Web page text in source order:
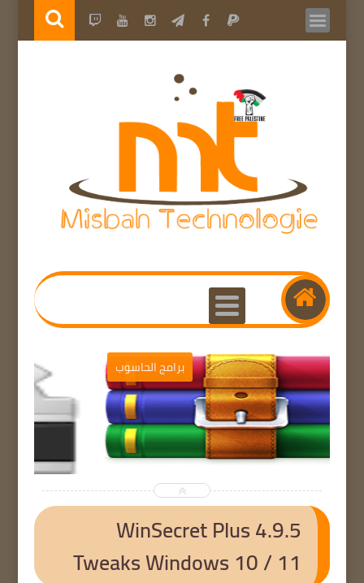
برامج الحاسوب
WinSecret Plus 4.9.5
Tweaks Windows 10 / 11